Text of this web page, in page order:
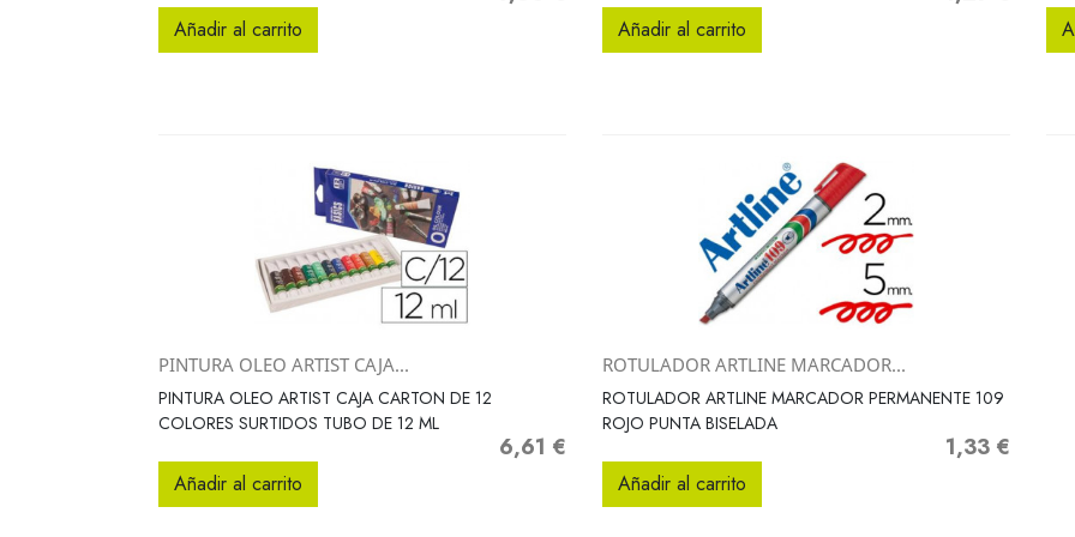
Añadir al carrito Añadir al carrito
Vista rápida
PINTURA OLEO ARTIST CAJA...
PINTURA OLEO ARTIST CAJA CARTON DE 12
COLORES SURTIDOS TUBO DE 12 ML
Precio
6,61 €
Añadir al carrito
 Vista rápida
ROTULADOR ARTLINE MARCADOR...
ROTULADOR ARTLINE MARCADOR PERMANENTE 109
ROJO PUNTA BISELADA
Precio
1,33 €
Añadir al carrito